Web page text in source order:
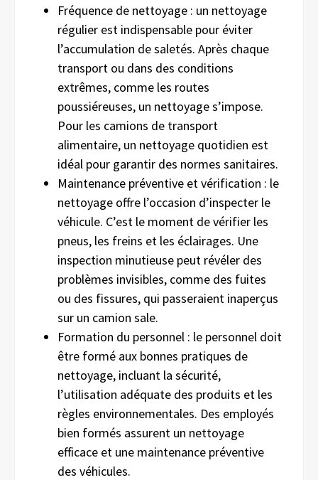
Fréquence de nettoyage : un nettoyage
régulier est indispensable pour éviter
l’accumulation de saletés. Après chaque
transport ou dans des conditions
extrêmes, comme les routes
poussiéreuses, un nettoyage s’impose.
Pour les camions de transport
alimentaire, un nettoyage quotidien est
idéal pour garantir des normes sanitaires.
Maintenance préventive et vérification : le
nettoyage offre l’occasion d’inspecter le
véhicule. C’est le moment de vérifier les
pneus, les freins et les éclairages. Une
inspection minutieuse peut révéler des
problèmes invisibles, comme des fuites
ou des fissures, qui passeraient inaperçus
sur un camion sale.
Formation du personnel : le personnel doit
être formé aux bonnes pratiques de
nettoyage, incluant la sécurité,
l’utilisation adéquate des produits et les
règles environnementales. Des employés
bien formés assurent un nettoyage
efficace et une maintenance préventive
des véhicules.